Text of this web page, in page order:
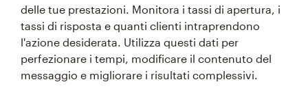
delle tue prestazioni. Monitora i tassi di apertura, i
tassi di risposta e quanti clienti intraprendono
l'azione desiderata. Utilizza questi dati per
perfezionare i tempi, modificare il contenuto del
messaggio e migliorare i risultati complessivi.